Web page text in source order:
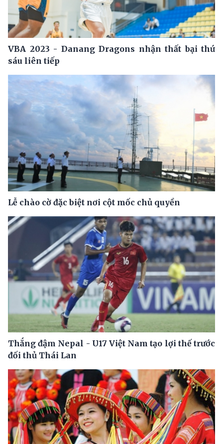
VBA 2023 - Danang Dragons nhận thất bại thứ
sáu liên tiếp
Lễ chào cờ đặc biệt nơi cột mốc chủ quyền
Thắng đậm Nepal - U17 Việt Nam tạo lợi thế trước
đối thủ Thái Lan